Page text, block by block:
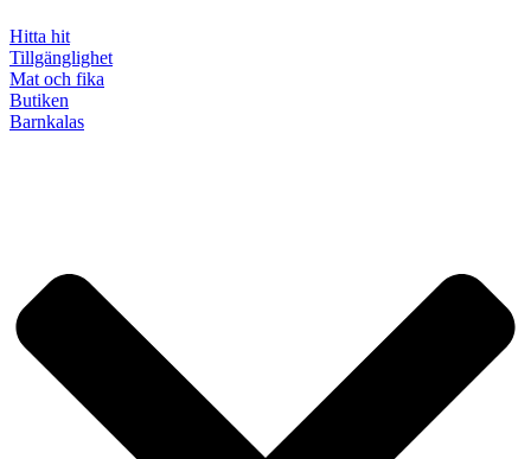
Hitta hit
Tillgänglighet
Mat och fika
Butiken
Barnkalas